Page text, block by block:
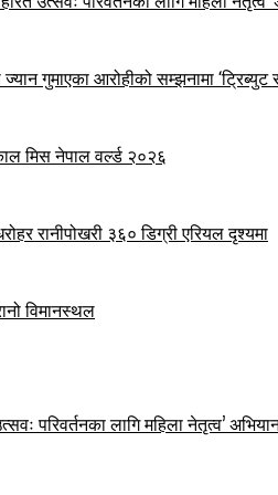
ज्यान गुमाएका आरोहीको सम्झनामा ‘ट्रिब्युट
मिस नेपाल वर्ल्ड २०२६
रानीपोखरी ३६० डिग्री एरियल दृश्यमा
विमानस्थल
परिवर्तनका लागि महिला नेतृत्व’